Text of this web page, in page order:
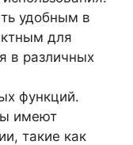
удобным в
для
в различных
функций.
имеют
такие как